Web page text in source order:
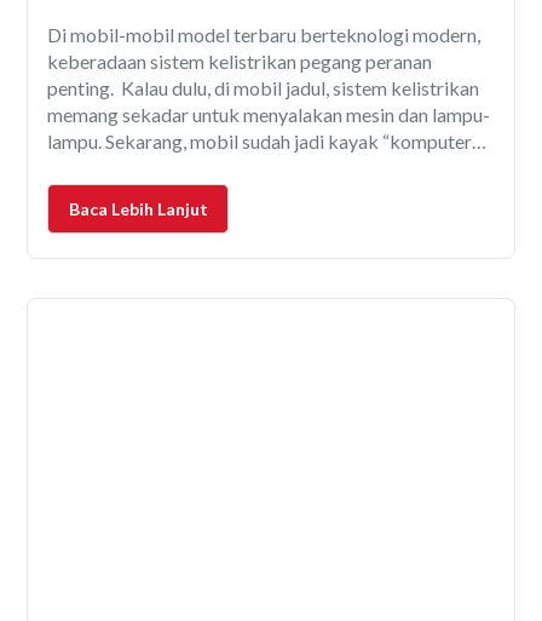
Di mobil-mobil model terbaru berteknologi modern,
keberadaan sistem kelistrikan pegang peranan
penting. Kalau dulu, di mobil jadul, sistem kelistrikan
memang sekadar untuk menyalakan mesin dan lampu-
lampu. Sekarang, mobil sudah jadi kayak “komputer
optimal, kalau didukung sistem kelistrikan yang
mumpuni. Masalahnya, sistem ini termasuk rumit.
Baca Lebih Lanjut